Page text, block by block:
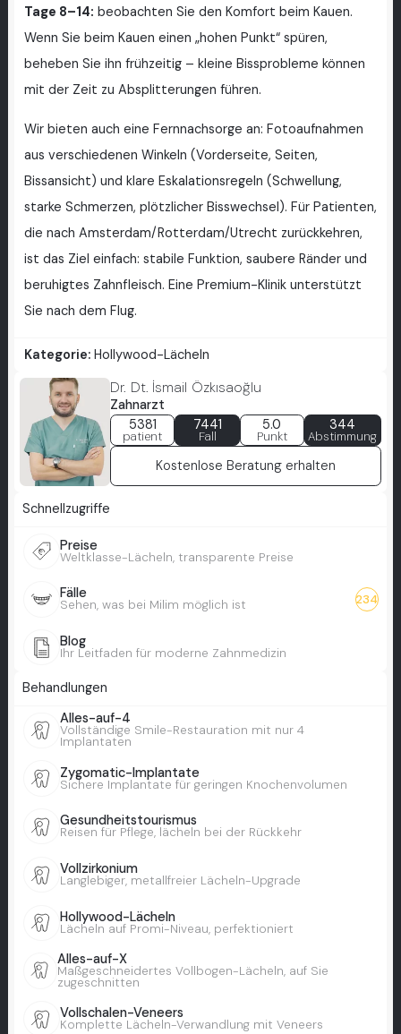
Tage 8–14: beobachten Sie den Komfort beim Kauen.
Wenn Sie beim Kauen einen „hohen Punkt“ spüren,
beheben Sie ihn frühzeitig – kleine Bissprobleme können
mit der Zeit zu Absplitterungen führen.
Wir bieten auch eine Fernnachsorge an: Fotoaufnahmen
aus verschiedenen Winkeln (Vorderseite, Seiten,
Bissansicht) und klare Eskalationsregeln (Schwellung,
starke Schmerzen, plötzlicher Bisswechsel). Für Patienten,
die nach Amsterdam/Rotterdam/Utrecht zurückkehren,
ist das Ziel einfach: stabile Funktion, saubere Ränder und
beruhigtes Zahnfleisch. Eine Premium-Klinik unterstützt
Sie nach dem Flug.
Kategorie: Hollywood-Lächeln
Dr. Dt. İsmail Özkısaoğlu
Zahnarzt
5381
patient
7441
Fall
5.0
Punkt
344
Abstimmung
Kostenlose Beratung erhalten
Schnellzugriffe
Preise
Weltklasse-Lächeln, transparente Preise
Fälle
Sehen, was bei Milim möglich ist 234
Blog
Ihr Leitfaden für moderne Zahnmedizin
Behandlungen
Alles-auf-4
Vollständige Smile-Restauration mit nur 4
Implantaten
Zygomatic-Implantate
Sichere Implantate für geringen Knochenvolumen
Gesundheitstourismus
Reisen für Pflege, lächeln bei der Rückkehr
Vollzirkonium
Langlebiger, metallfreier Lächeln-Upgrade
Hollywood-Lächeln
Lächeln auf Promi-Niveau, perfektioniert
Alles-auf-X
Maßgeschneidertes Vollbogen-Lächeln, auf Sie
zugeschnitten
Vollschalen-Veneers
Komplette Lächeln-Verwandlung mit Veneers